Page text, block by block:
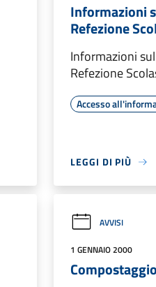
Informazioni
Refezione
Informazioni
Refezione
Accesso
LEGGI DI PIÙ
AVVISI
1 GENNAIO 2000